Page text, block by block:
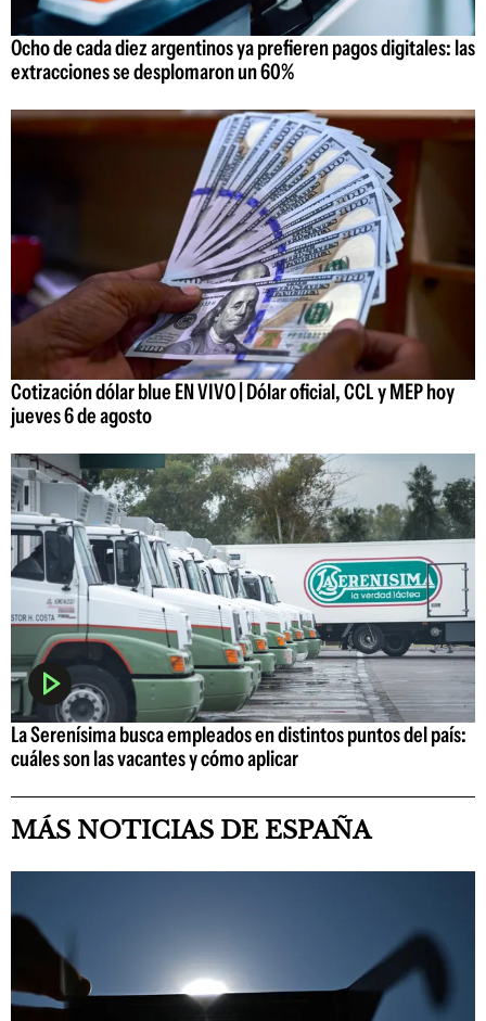
Ocho de cada diez argentinos ya prefieren pagos digitales: las
extracciones se desplomaron un 60%
Cotización dólar blue EN VIVO | Dólar oficial, CCL y MEP hoy
jueves 6 de agosto
La Serenísima busca empleados en distintos puntos del país:
cuáles son las vacantes y cómo aplicar
MÁS NOTICIAS DE ESPAÑA